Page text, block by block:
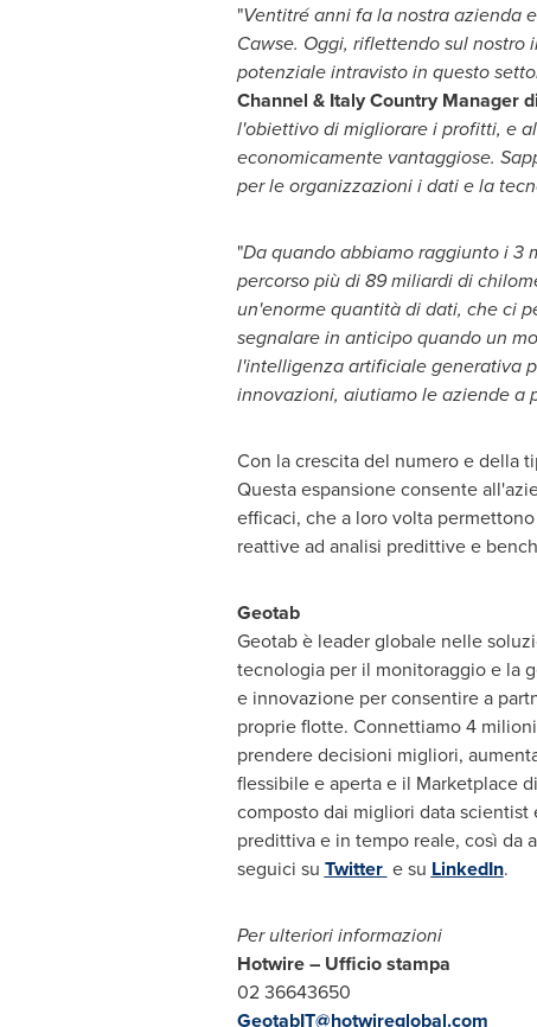
"Ventitré anni fa la nostra azienda
Cawse. Oggi, riflettendo sul nostro
potenziale intravisto in questo
Channel & Italy Country Manager
l'obiettivo di migliorare i profitti, e
economicamente vantaggiose.
per le organizzazioni i dati e la
"Da quando abbiamo raggiunto i 3
percorso più di 89 miliardi di
un'enorme quantità di dati, che ci
segnalare in anticipo quando un
l'intelligenza artificiale generativa
innovazioni, aiutiamo le aziende a
Con la crescita del numero e della
Questa espansione consente
efficaci, che a loro volta
reattive ad analisi predittive e
Geotab
Geotab è leader globale nelle
tecnologia per il monitoraggio e la
e innovazione per consentire a
proprie flotte. Connettiamo 4
prendere decisioni migliori,
flessibile e aperta e il Marketplace
composto dai migliori data
predittiva e in tempo reale, così da
seguici su Twitter e su LinkedIn.
Per ulteriori informazioni
Hotwire – Ufficio stampa
02 36643650
GeotabIT@hotwireglobal.com